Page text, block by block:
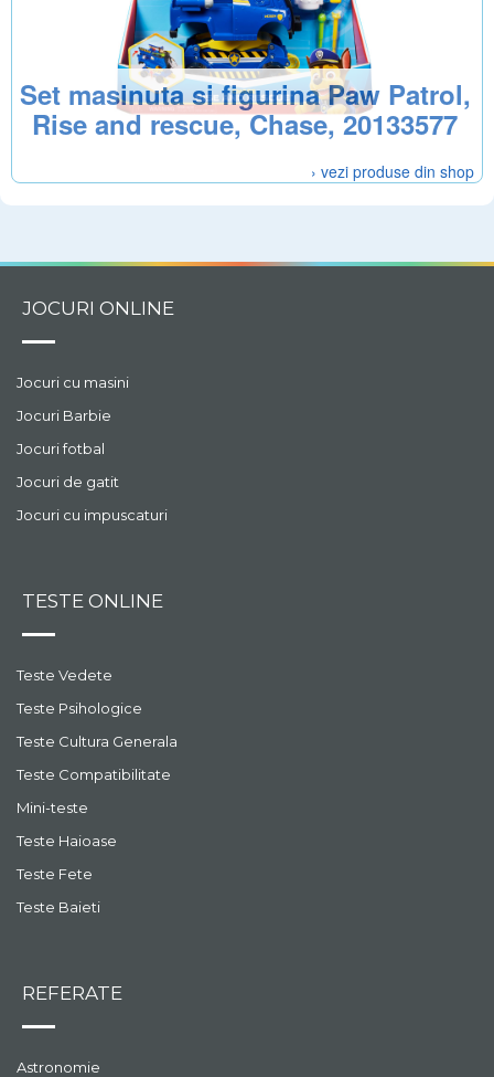
Set masinuta si figurina Paw Patrol,
Rise and rescue, Chase, 20133577
› vezi produse din shop
JOCURI ONLINE
Jocuri cu masini
Jocuri Barbie
Jocuri fotbal
Jocuri de gatit
Jocuri cu impuscaturi
TESTE ONLINE
Teste Vedete
Teste Psihologice
Teste Cultura Generala
Teste Compatibilitate
Mini-teste
Teste Haioase
Teste Fete
Teste Baieti
REFERATE
Astronomie